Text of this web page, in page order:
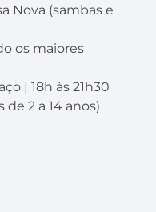
Nova (sambas e
os maiores
| 18h às 21h30
2 a 14 anos)